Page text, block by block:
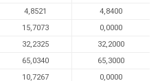
4,8521
4,8400
15,7073
0,0000
32,2325
32,2000
65,0340
65,3000
10,7267 0,0000